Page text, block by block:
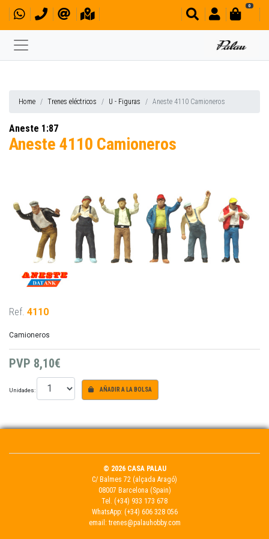
0
Home Trenes eléctricos U - Figuras Aneste 4110 Camioneros
Aneste 1:87
Aneste 4110 Camioneros
Ref. 4110
Camioneros
PVP 8,10€
Unidades: AÑADIR A LA BOLSA
© 2026 CASA PALAU
C/ Balmes 72 (alçada Aragó)
08007 Barcelona (Spain)
Tel. (+34) 933 173 678
WhatsApp: (+34) 606 328 056
email: trenes@palauhobby.com